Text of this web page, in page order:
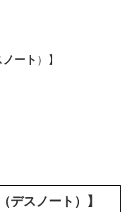
ノート ）】
デスノート ）】